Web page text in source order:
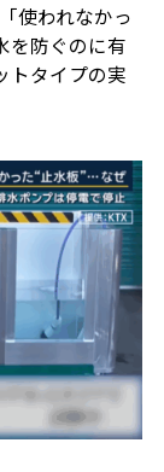
使われなかっ
を防ぐのに有
トタイプの実